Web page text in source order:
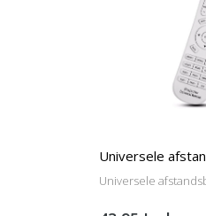
Universele
Universele